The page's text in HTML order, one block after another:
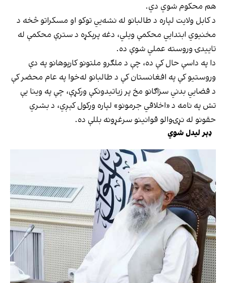
هم محکوم شوي دي.
د کابل ولایت لپاره د طالبانو له نشه‌يي توکو او مسکراتو څخه د
مخنیوي ابتدایي محکمې ویلي، دغه پرېکړه د سترې محکمې له
تاییدۍ وروسته عملي شوې ده.
دا په داسې حال کې ده، چې د ملګرو ملتونو کارپوهانو په دې
وروستیو کې په افغانستان کې د طالبانو له‌خوا په عام محضر کې
د قضایي بدني سزاګانو مخ پر زیاتیدونکې ورکړې، چې په وینا یې
تش په نامه د «اخلاقي جرمونو» لپاره ورکول کېږي، د بشري
حقونو له نړۍوالو قوانینو سرغړونه بللې ده.
ډېر لیدل شوي